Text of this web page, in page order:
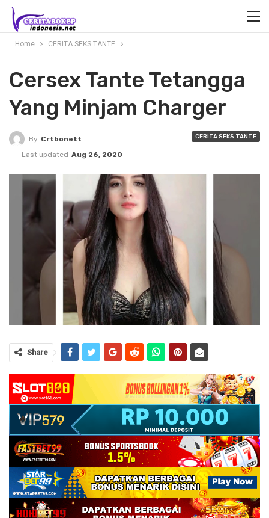
Home CERITA SEKS TANTE
Cersex Tante Tetangga
Yang Minjam Charger
CERITA SEKS TANTE
By Crtbonett
Last updated Aug 26, 2020
Share